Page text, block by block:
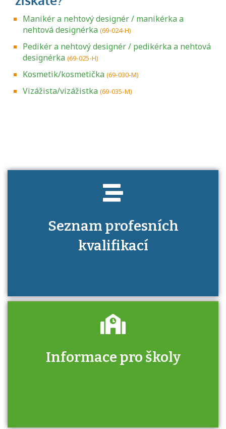
Manikér a nehtový designér / manikérka a
nehtová designérka (69-024-H)
Pedikér a nehtový designér / pedikérka a nehtová
designérka (69-025-H)
Kosmetik/kosmetička (69-030-M)
Vizážista/vizážistka (69-035-M)
Seznam profesních
kvalifikací
Projděte si seznam profesních kvalifikací.
Informace pro školy
Zjistěte, jak se přihlásit ke zkoušce a kde